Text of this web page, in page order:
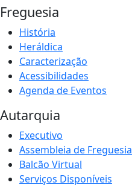
Freguesia
História
Heráldica
Caracterização
Acessibilidades
Agenda de Eventos
Autarquia
Executivo
Assembleia de Freguesia
Balcão Virtual
Serviços Disponíveis